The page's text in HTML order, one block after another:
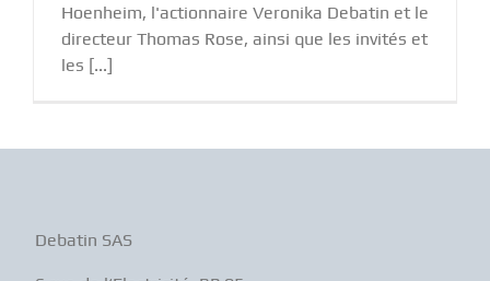
Hoenheim, l'actionnaire Veronika Debatin et le
directeur Thomas Rose, ainsi que les invités et
les [...]
Debatin SAS